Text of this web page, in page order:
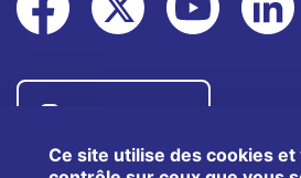
Ce site utilise des cookies et